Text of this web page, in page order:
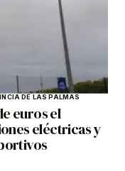
DE LAS PALMAS
euros el
eléctricas y